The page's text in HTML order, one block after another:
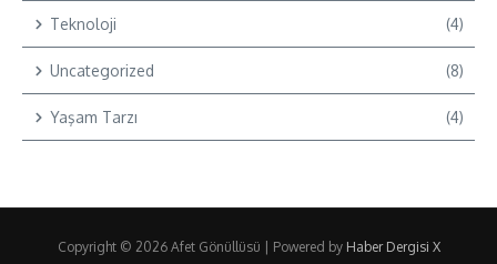
Teknoloji (4)
Uncategorized (8)
Yaşam Tarzı (4)
Copyright © 2026 Afet Gönüllüsü | Powered by Haber Dergisi X